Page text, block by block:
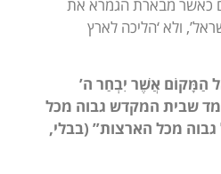
כאשר מבארת הגמרא את
ולא ‘הליכה לארץ
הַמָּקוֹם אֲשֶׁר יִבְחַר ה’
שבית המקדש גבוה מכל
מכל הארצות” (בבלי,